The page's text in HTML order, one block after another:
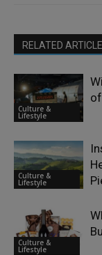
RELATED
Culture &
Lifestyle
Culture &
Lifestyle
Culture &
Lifestyle